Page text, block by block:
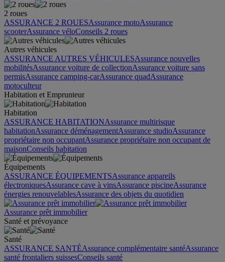
2 roues
ASSURANCE 2 ROUESAssurance motoAssurance
scooterAssurance véloConseils 2 roues
Autres véhicules
ASSURANCE AUTRES VÉHICULESAssurance nouvelles
mobilitésAssurance voiture de collectionAssurance voiture sans
permisAssurance camping-carAssurance quadAssurance
motoculteur
Habitation et Emprunteur
Habitation
ASSURANCE HABITATIONAssurance multirisque
habitationAssurance déménagementAssurance studioAssurance
propriétaire non occupantAssurance propriétaire non occupant de
maisonConseils habitation
Équipements
ASSURANCE ÉQUIPEMENTSAssurance appareils
électroniquesAssurance cave à vinsAssurance piscineAssurance
énergies renouvelablesAssurance des objets du quotidien
Assurance prêt immobilier
Santé et prévoyance
Santé
ASSURANCE SANTÉAssurance complémentaire santéAssurance
santé frontaliers suissesConseils santé